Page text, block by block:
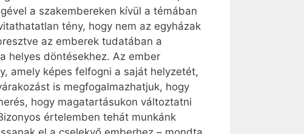
a szakembereken kívül a témában
tény, hogy nem az egyházak
az emberek tudatában a
helyes döntésekhez. Az ember
amely képes felfogni a saját helyzetét,
is megfogalmazhatjuk, hogy
hogy magatartásukon változtatni
értelemben tehát munkánk